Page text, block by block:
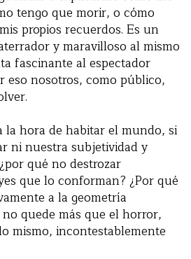
tengo que morir, o cómo
propios recuerdos. Es un
y maravilloso al mismo
fascinante al espectador
eso nosotros, como público,
la hora de habitar el mundo, si
ni nuestra subjetividad y
qué no destrozar
que lo conforman? ¿Por qué
a la geometría
quede más que el horror,
mismo, incontestablemente